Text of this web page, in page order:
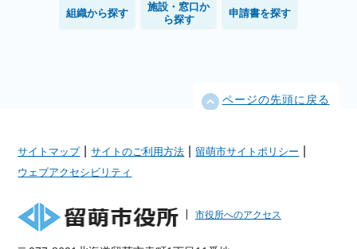
組織から探す
施設・窓口か
ら探す
申請書を探す
ページの先頭に戻る
サイトマップ サイトのご利用方法 留萌市サイトポリシー
ウェブアクセシビリティ
市役所へのアクセス